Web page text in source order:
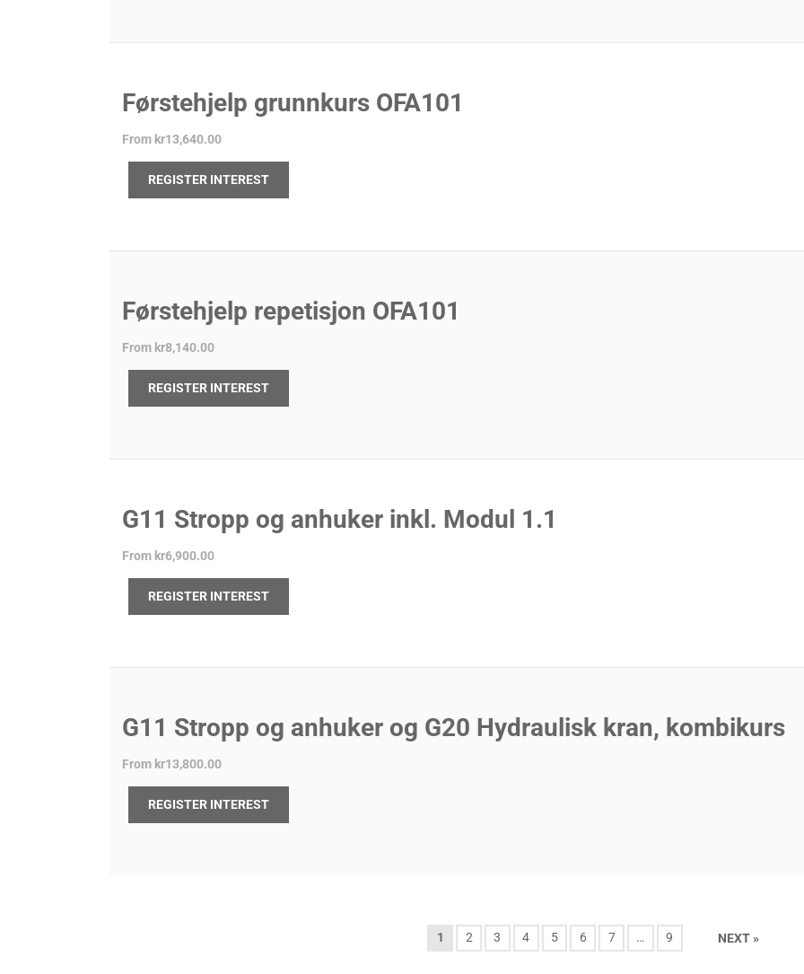
Førstehjelp grunnkurs OFA101
From kr13,640.00
REGISTER INTEREST
Førstehjelp repetisjon OFA101
From kr8,140.00
REGISTER INTEREST
G11 Stropp og anhuker inkl. Modul 1.1
From kr6,900.00
REGISTER INTEREST
G11 Stropp og anhuker og G20 Hydraulisk kran, kombikurs
From kr13,800.00
REGISTER INTEREST
1 2 3 4 5 6 7 … 9 NEXT »